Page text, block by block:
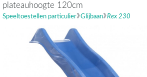
plateauhoogte 120cm
Speeltoestellen particulier Glijbaan Rex 230